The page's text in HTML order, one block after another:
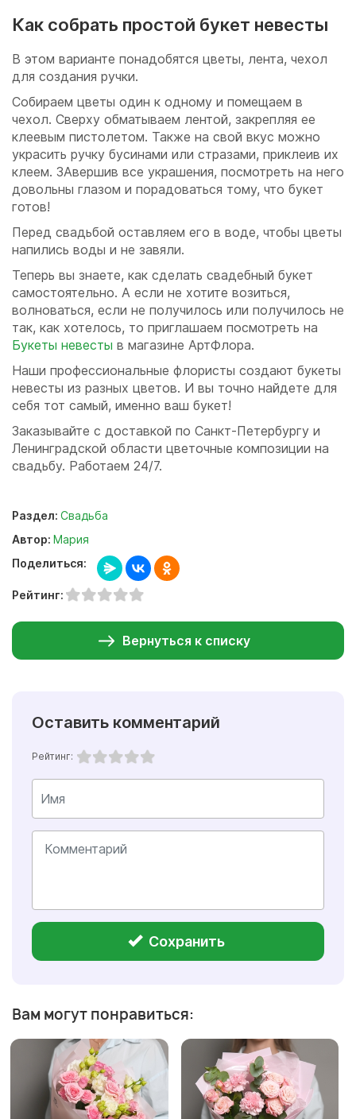
Как собрать простой букет невесты
В этом варианте понадобятся цветы, лента, чехол
для создания ручки.
Собираем цветы один к одному и помещаем в
чехол. Сверху обматываем лентой, закрепляя ее
клеевым пистолетом. Также на свой вкус можно
украсить ручку бусинами или стразами, приклеив их
клеем. ЗАвершив все украшения, посмотреть на него
довольны глазом и порадоваться тому, что букет
готов!
Перед свадьбой оставляем его в воде, чтобы цветы
напились воды и не завяли.
Теперь вы знаете, как сделать свадебный букет
самостоятельно. А если не хотите возиться,
волноваться, если не получилось или получилось не
так, как хотелось, то приглашаем посмотреть на
Букеты невесты в магазине АртФлора.
Наши профессиональные флористы создают букеты
невесты из разных цветов. И вы точно найдете для
себя тот самый, именно ваш букет!
Заказывайте с доставкой по Санкт-Петербургу и
Ленинградской области цветочные композиции на
свадьбу. Работаем 24/7.
Раздел: Свадьба
Автор: Мария
Поделиться:
Рейтинг:
Вернуться к списку
Оставить комментарий
Рейтинг:
Сохранить
Вам могут понравиться: